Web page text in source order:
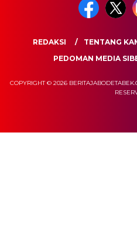
REDAKSI TENTANG
PEDOMAN MEDIA
COPYRIGHT © 2026